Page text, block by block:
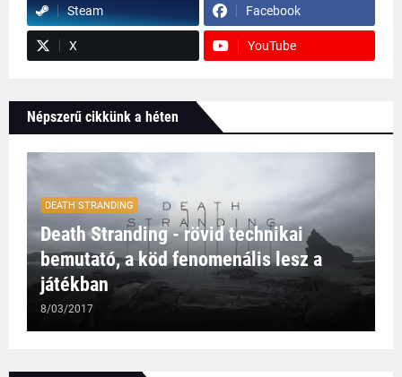
Steam Facebook
X YouTube
Népszerű cikkünk a héten
DEATH STRANDING
Death Stranding - rövid technikai
bemutató, a köd fenomenális lesz a
játékban
8/03/2017